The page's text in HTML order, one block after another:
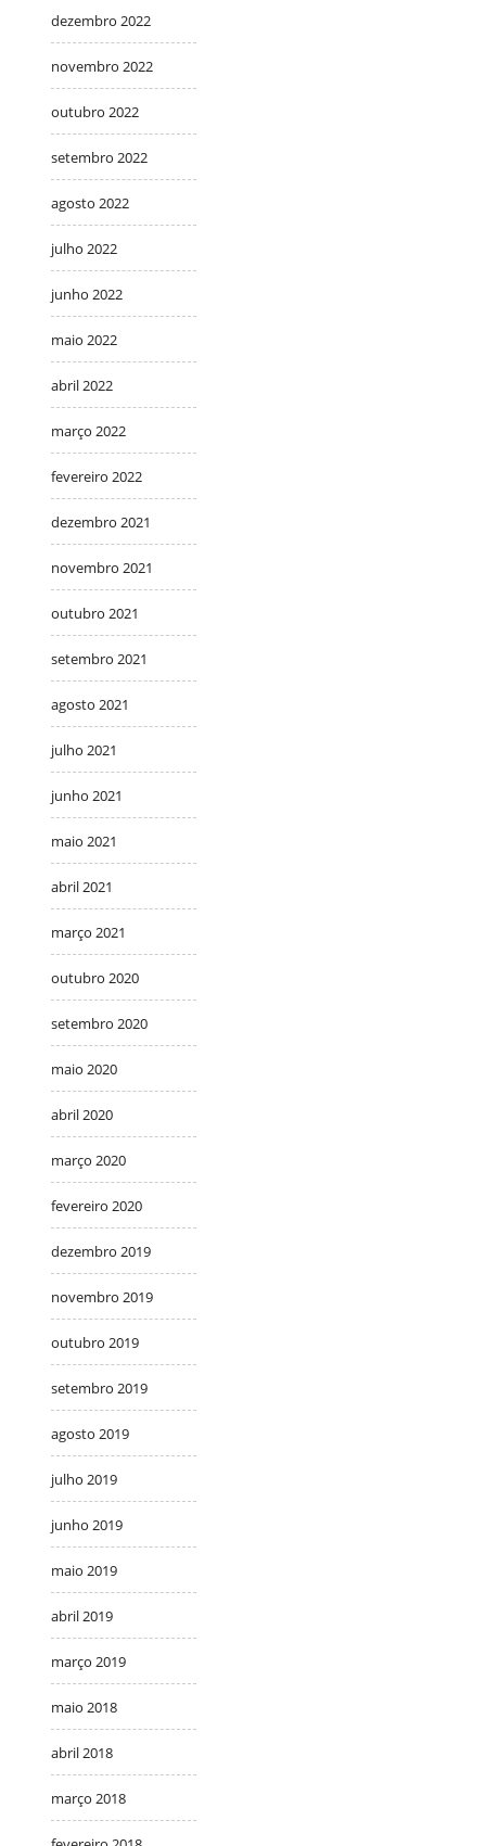
dezembro 2022
novembro 2022
outubro 2022
setembro 2022
agosto 2022
julho 2022
junho 2022
maio 2022
abril 2022
março 2022
fevereiro 2022
dezembro 2021
novembro 2021
outubro 2021
setembro 2021
agosto 2021
julho 2021
junho 2021
maio 2021
abril 2021
março 2021
outubro 2020
setembro 2020
maio 2020
abril 2020
março 2020
fevereiro 2020
dezembro 2019
novembro 2019
outubro 2019
setembro 2019
agosto 2019
julho 2019
junho 2019
maio 2019
abril 2019
março 2019
maio 2018
abril 2018
março 2018